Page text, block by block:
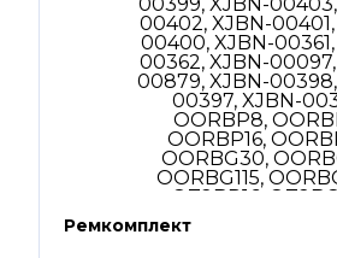
Ремкомплект